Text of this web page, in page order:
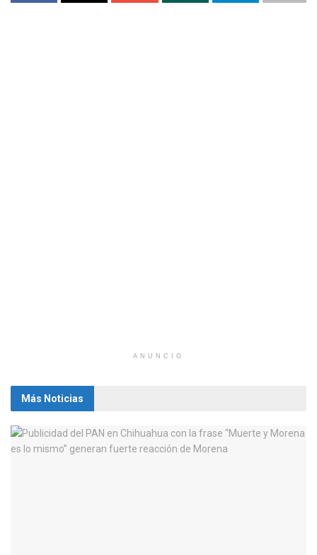
ANUNCIO
Más Noticias